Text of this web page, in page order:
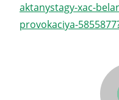
aktanystagy-xac-
provokaciya-